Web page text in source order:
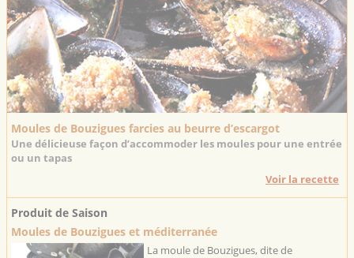
Moules de Bouzigues farcies au beurre d’escargot
Une délicieuse façon d’accommoder les moules pour une entrée
ou un tapas
Voir la recette
Produit de Saison
Moules de Bouzigues et méditerranée
La moule de Bouzigues, dite de